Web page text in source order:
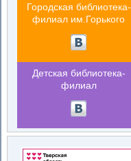
Городская библиотека-
филиал им.Горького
Детская библиотека-
филиал